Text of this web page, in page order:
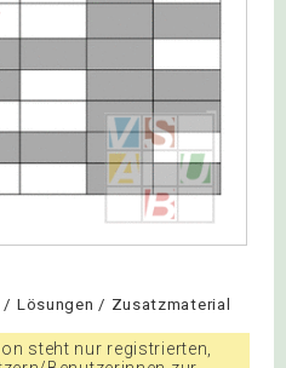
Lösungen / Zusatzmaterial
steht nur registrierten,